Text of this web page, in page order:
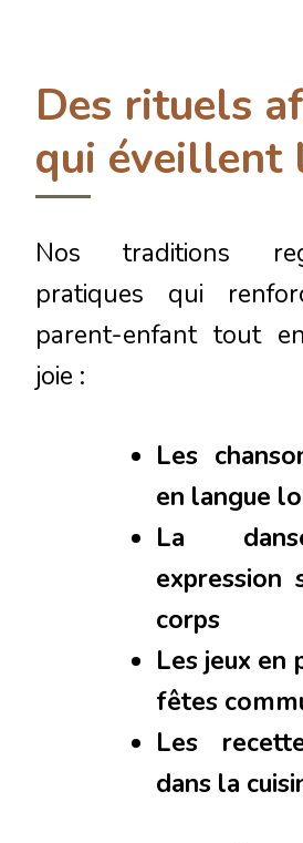
Des rituels
qui éveillent
Nos traditions
pratiques qui
parent-enfant tout
joie :
Les
en langue
La
expression
corps
Les jeux en
fêtes
Les
dans la